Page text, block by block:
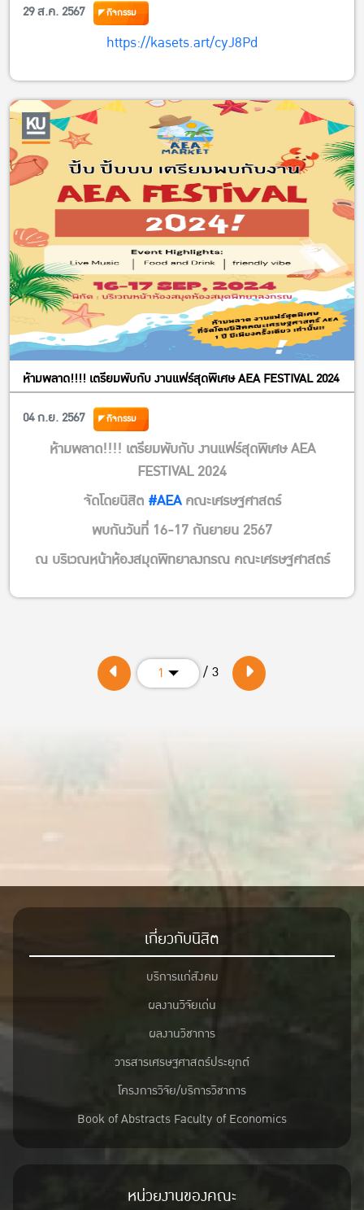
29 ส.ค. 2567
กิจกรรม
https://kasets.art/cyJ8Pd
ห้ามพลาด!!!! เตรียมพับกับ งานแฟร์สุดพิเศษ AEA FESTIVAL 2024
04 ก.ย. 2567
กิจกรรม
ห้ามพลาด!!!! เตรียมพับกับ งานแฟร์สุดพิเศษ AEA
FESTIVAL 2024
จัดโดยนิสิต #AEAคณะเศรษฐศาสตร์
พบกันวันที่ 16-17 กันยายน 2567
ณ บริเวณหน้าห้องสมุดพิทยาลงกรณ คณะเศรษฐศาสตร์
1 / 3
เกี่ยวกับนิสิต
บริการแก่สังคม
ผลงานวิจัยเด่น
ผลงานวิชาการ
วารสารเศรษฐศาสตร์ประยุกต์
โครงการวิจัย/บริการวิชาการ
Book of Abstracts Faculty of Economics
หน่วยงานของคณะ